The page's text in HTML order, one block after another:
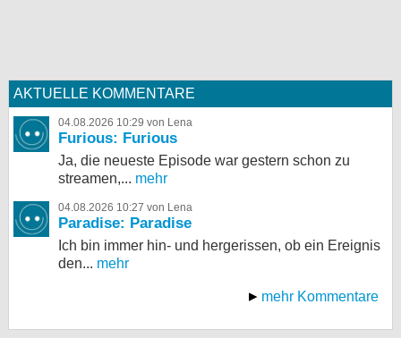
AKTUELLE KOMMENTARE
04.08.2026 10:29 von Lena
Furious: Furious
Ja, die neueste Episode war gestern schon zu
streamen,... mehr
04.08.2026 10:27 von Lena
Paradise: Paradise
Ich bin immer hin- und hergerissen, ob ein Ereignis
den... mehr
mehr Kommentare